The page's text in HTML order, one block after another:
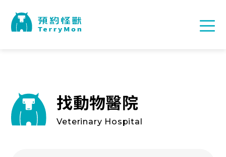
找動物醫院
Veterinary Hospital